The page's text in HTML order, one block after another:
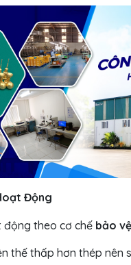
Động
động theo cơ chế bảo
thế thấp hơn thép nên